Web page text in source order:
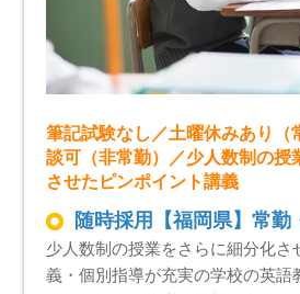
筆記試験なし／土曜休みあり（
談可（非常勤）／少人数制の授
させたピンポイント講義
随時採用【福岡県】常勤
少人数制の授業をさらに細分化さ
義・個別指導が充実の学校の英語